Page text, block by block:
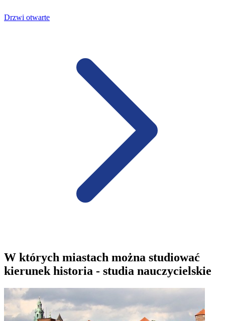
Drzwi otwarte
W których miastach można studiować
kierunek historia - studia nauczycielskie